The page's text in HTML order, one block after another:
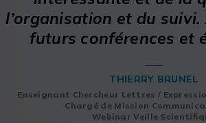
l’organisation et du
futurs conférences et
THIERRY BRUNEL
Enseignant Chercheur Lettres /
Chargé de Mission
Webinar Veille